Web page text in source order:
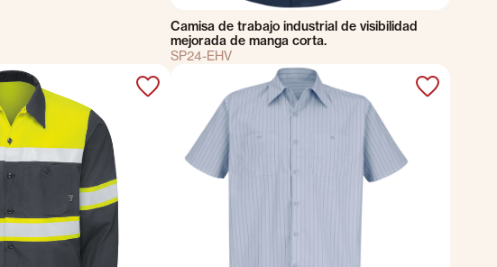
Camisa de trabajo industrial de visibilidad
mejorada de manga corta.
SP24-EHV